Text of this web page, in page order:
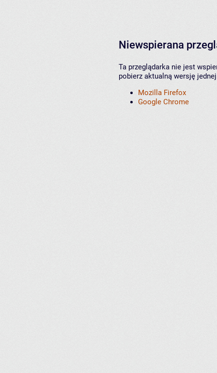
Niewspierana
Ta przeglądarka nie jest
pobierz aktualną wersję
Mozilla Firefox
Google Chrome